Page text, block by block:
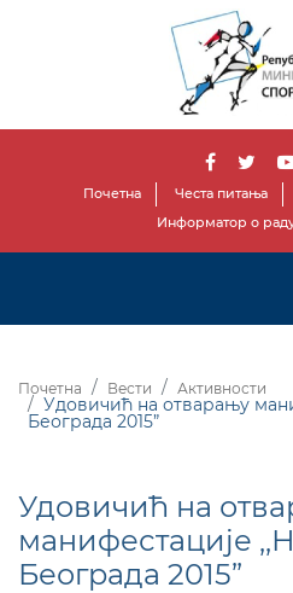
Почетна Честа питања
Информатор о
Почетна Вести Активности
Удовичић на отварању
Београда 2015”
Удовичић на
манифестације
Београда 2015”